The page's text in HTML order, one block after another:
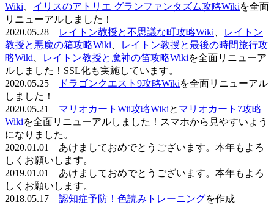
Wiki
イリスのアトリエ グランファンタズム攻略Wikiを全面
リニューアルしました！
2020.05.28
レイトン教授と不思議な町攻略Wiki
レイトン
教授と悪魔の箱攻略Wiki
レイトン教授と最後の時間旅行攻
略Wiki
レイトン教授と魔神の笛攻略Wikiを全面リニューア
ルしました！SSL化も実施しています。
2020.05.25
ドラゴンクエスト9攻略Wikiを全面リニューアル
しました！
2020.05.21 マリオカートWii攻略Wikiと マリオカート7攻略
Wikiを全面リニューアルしました！スマホから見やすいよう
になりました。
2020.01.01 あけましておめでとうございます。本年もよろ
しくお願いします。
2019.01.01 あけましておめでとうございます。本年もよろ
しくお願いします。
2018.05.17 認知症予防！色読みトレーニングを作成